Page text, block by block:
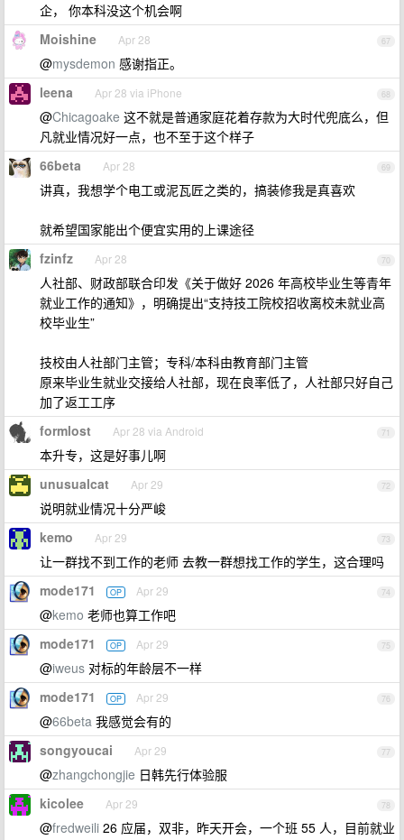
企， 你本科没这个机会啊
67
Moishine Apr 28
@mysdemon 感谢指正。
68
leena Apr 28 via iPhone
@Chicagoake 这不就是普通家庭花着存款为大时代兜底么，但
凡就业情况好一点，也不至于这个样子
69
66beta Apr 28
讲真，我想学个电工或泥瓦匠之类的，搞装修我是真喜欢
就希望国家能出个便宜实用的上课途径
70
fzinfz Apr 28
人社部、财政部联合印发《关于做好 2026 年高校毕业生等青年
就业工作的通知》，明确提出“支持技工院校招收离校未就业高
校毕业生”
技校由人社部门主管；专科/本科由教育部门主管
原来毕业生就业交接给人社部，现在良率低了，人社部只好自己
加了返工工序
71
formlost Apr 28 via Android
本升专，这是好事儿啊
72
unusualcat Apr 29
说明就业情况十分严峻
73
kemo Apr 29
让一群找不到工作的老师 去教一群想找工作的学生，这合理吗
74
mode171 OP Apr 29
@kemo 老师也算工作吧
75
mode171 OP Apr 29
@iweus 对标的年龄层不一样
76
mode171 OP Apr 29
@66beta 我感觉会有的
77
songyoucai Apr 29
@zhangchongjie 日韩先行体验服
78
kicolee Apr 29
@fredweili 26 应届，双非，昨天开会，一个班 55 人，目前就业